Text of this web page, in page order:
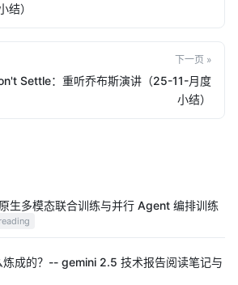
结）
下一页 »
Settle：重听乔布斯演讲（25-11-月度
小结）
生多模态联合训练与并行 Agent 编排训练
成的？-- gemini 2.5 技术报告阅读笔记与